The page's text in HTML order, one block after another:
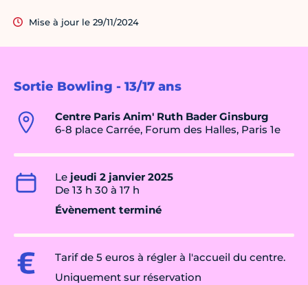
Sortie Bowling - 13/17 ans
Centre Paris Anim' Ruth Bader Ginsburg
6-8 place Carrée, Forum des Halles, Paris 1e
Le jeudi 2 janvier 2025
De 13 h 30 à 17 h
Évènement terminé
Tarif de 5 euros à régler à l'accueil du centre.
Uniquement sur réservation
Mise à jour le 29/11/2024